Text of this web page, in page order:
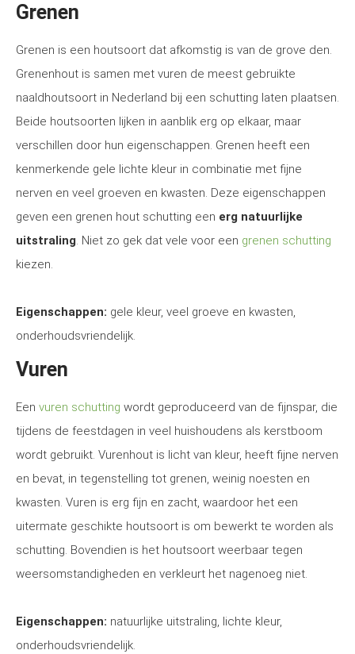
Grenen
Grenen is een houtsoort dat afkomstig is van de grove den.
Grenenhout is samen met vuren de meest gebruikte
naaldhoutsoort in Nederland bij een schutting laten plaatsen.
Beide houtsoorten lijken in aanblik erg op elkaar, maar
verschillen door hun eigenschappen. Grenen heeft een
kenmerkende gele lichte kleur in combinatie met fijne
nerven en veel groeven en kwasten. Deze eigenschappen
geven een grenen hout schutting een erg natuurlijke
uitstraling. Niet zo gek dat vele voor een grenen schutting
kiezen.
Eigenschappen: gele kleur, veel groeve en kwasten,
onderhoudsvriendelijk.
Vuren
Een vuren schutting wordt geproduceerd van de fijnspar, die
tijdens de feestdagen in veel huishoudens als kerstboom
wordt gebruikt. Vurenhout is licht van kleur, heeft fijne nerven
en bevat, in tegenstelling tot grenen, weinig noesten en
kwasten. Vuren is erg fijn en zacht, waardoor het een
uitermate geschikte houtsoort is om bewerkt te worden als
schutting. Bovendien is het houtsoort weerbaar tegen
weersomstandigheden en verkleurt het nagenoeg niet.
Eigenschappen: natuurlijke uitstraling, lichte kleur,
onderhoudsvriendelijk.